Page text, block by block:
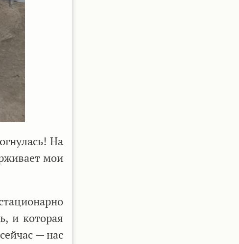
На
мои
и которая
— нас